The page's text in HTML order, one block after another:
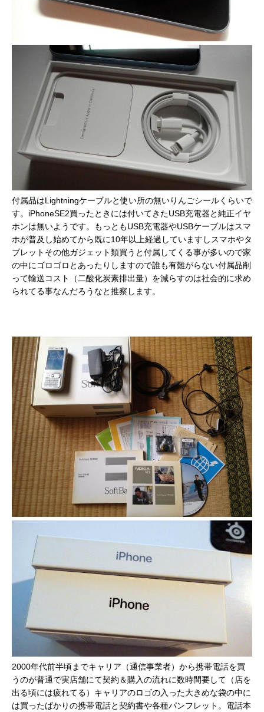
付属品はLightningケーブルと使い所の無いりんごシールくらいで
す。iPhoneSE2買ったときには付いてきたUSB充電器と純正イヤ
ホンは無いようです。もっともUSB充電器やUSBケーブルはスマ
ホが普及し始めてから既に10年以上経過していますしスマホやタ
ブレットその他ガジェット類買うと付属してくる事が多いので家
の中にゴロゴロとあったりしますので誰も有難がらない付属品削
って輸送コスト（二酸化炭素排出量）を減らすのは社会的に求め
られてる事なんだろうなと推察します。
2000年代前半頃までキャリア（通信事業者）から携帯電話を買
うのが普通で実店舗にて契約＆購入の流れに数時間要して（店を
出る頃には疲れてる）キャリアのロゴの入った大きめな袋の中に
は買ったばかりの携帯電話と契約書や各種パンフレット。電話本